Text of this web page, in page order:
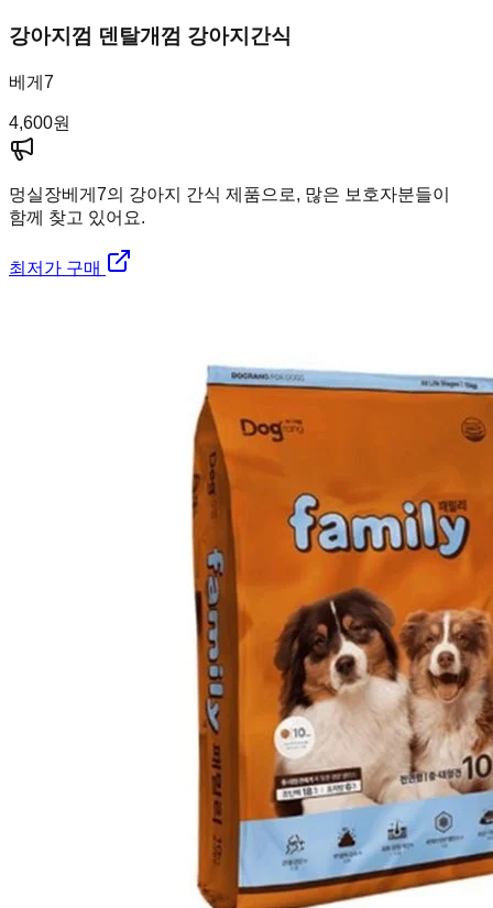
강아지껌 덴탈개껌 강아지간식
베게7
4,600원
멍실장베게7의 강아지 간식 제품으로, 많은 보호자분들이
함께 찾고 있어요.
최저가 구매